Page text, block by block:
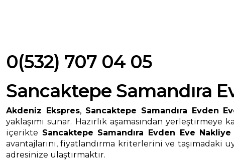
0(532) 707 04 05
Sancaktepe Samandıra
Akdeniz Ekspres, Sancaktepe Samandıra Evden
yaklaşımı sunar. Hazırlık aşamasından
içerikte Sancaktepe Samandıra Evden Eve Nakliye
avantajlarını, fiyatlandırma kriterlerini ve taşımadaki
adresinize ulaştırmaktır.